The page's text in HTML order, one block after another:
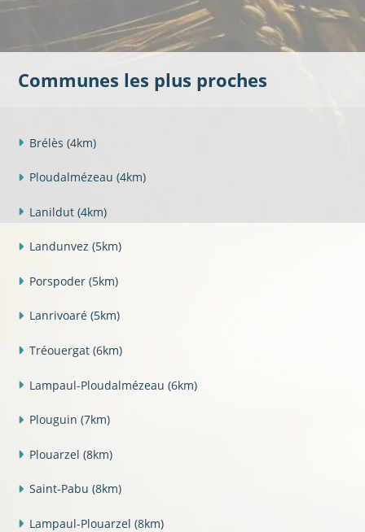
Communes les plus proches
Brélès (4km)
Ploudalmézeau (4km)
Lanildut (4km)
Landunvez (5km)
Porspoder (5km)
Lanrivoaré (5km)
Tréouergat (6km)
Lampaul-Ploudalmézeau (6km)
Plouguin (7km)
Plouarzel (8km)
Saint-Pabu (8km)
Lampaul-Plouarzel (8km)